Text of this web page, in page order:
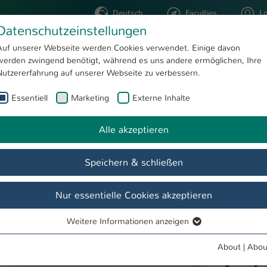
Deutsch Faculties
STUDYING RESEARCH
Firmenkontaktmesse der Hochschule Kaiserslautern
unserer Webseite werden Cookies verwendet. Einige davon
zwingend benötigt, während es uns andere ermöglichen, Ihre
auf unserer Webseite zu verbessern.
Essentiell Marketing Externe Inhalte
Alle akzeptieren
Speichern & schließen
Nur essentielle Cookies akzeptieren
Essentielle Cookies werden für grundlegende Funktionen der
Weitere Informationen anzeigen
About |